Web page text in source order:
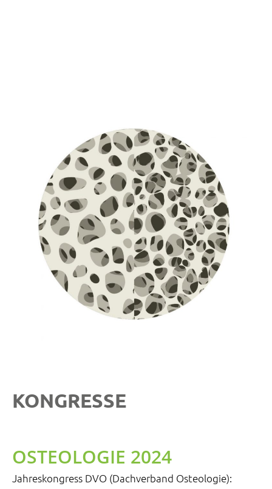
KONGRESSE
OSTEOLOGIE 2024
Jahreskongress DVO (Dachverband Osteologie):